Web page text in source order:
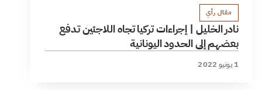
مقال رأي
نادر الخليل | إجراءات تركيا تجاه اللاجئين تدفع
بعضهم إلى الحدود اليونانية
1 يونيو 2022